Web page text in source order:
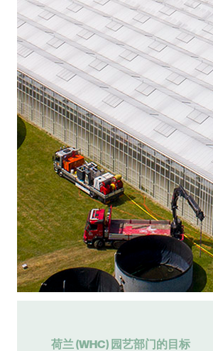
荷兰 (WHC) 园艺部门的目标